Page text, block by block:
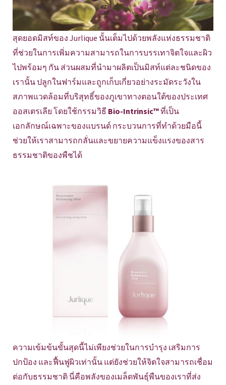
สุดยอดมิสท์ของ Jurlique นั้นเต็มไปด้วยพลังแห่งธรรมชาติ
ที่ช่วยในการเพิ่มความสามารถในการบรรเทาจิตใจและผิว
ไปพร้อมๆ กัน ส่วนผสมที่นำมาผลิตเป็นมิสท์แต่ละชนิดของ
เรานั้น ปลูกในฟาร์มและถูกเก็บเกี่ยวอย่างระมัดระวังใน
สภาพแวดล้อมที่บริสุทธิ์ของภูเขาทางตอนใต้ของประเทศ
ออสเตรเลีย โดยใช้กรรมวิธี Bio-Intrinsic™ที่เป็น
เอกลักษณ์เฉพาะของแบรนด์ กระบวนการที่ทำด้วยมือนี้
ช่วยให้เราสามารถกลั่นและขยายความแข็งแรงของสาร
ธรรมชาติของพืชได้
ความเข้มข้นขั้นสุดนี้ไม่เพียงช่วยในการบำรุง เสริมการ
ปกป้อง และฟื้นฟูผิวเท่านั้น แต่ยังช่วยให้จิตใจสามารถเชื่อม
ต่อกับธรรมชาติ นี่คือพลังของเมล็ดพันธุ์พืนของเราที่ส่ง